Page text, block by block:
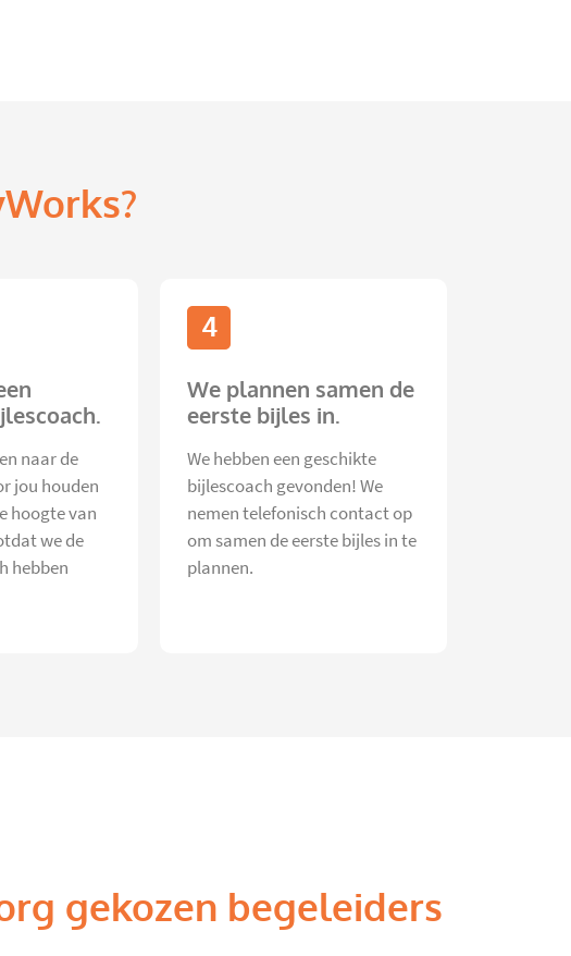
naar de
jou houden
hoogte van
we de
hebben
4
We plannen samen de
eerste bijles in.
We hebben een geschikte
bijlescoach gevonden! We
nemen telefonisch contact op
om samen de eerste bijles in te
plannen.
gekozen begeleiders